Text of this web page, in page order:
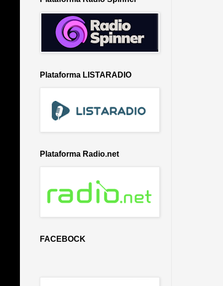
Plataforma LISTARADIO
Plataforma Radio.net
FACEBOCK